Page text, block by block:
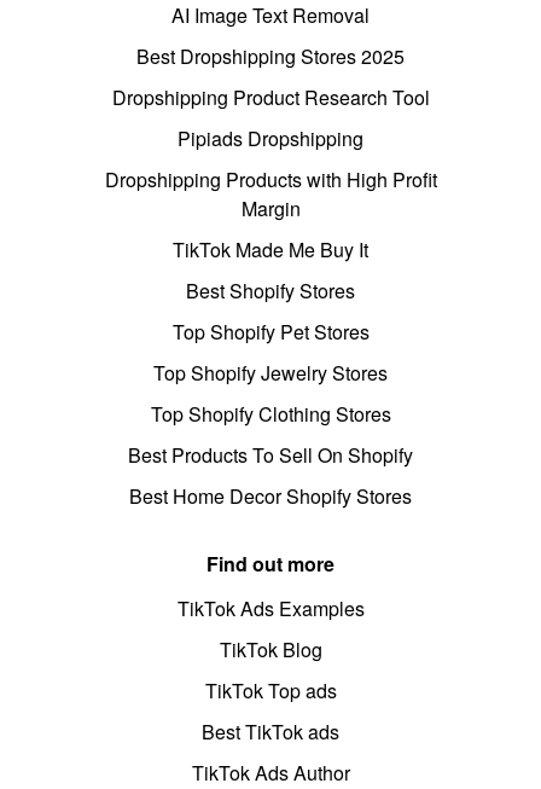
AI Image Text Removal
Best Dropshipping Stores 2025
Dropshipping Product Research Tool
Pipiads Dropshipping
Dropshipping Products with High Profit
Margin
TikTok Made Me Buy It
Best Shopify Stores
Top Shopify Pet Stores
Top Shopify Jewelry Stores
Top Shopify Clothing Stores
Best Products To Sell On Shopify
Best Home Decor Shopify Stores
Find out more
TikTok Ads Examples
TikTok Blog
TikTok Top ads
Best TikTok ads
TikTok Ads Author